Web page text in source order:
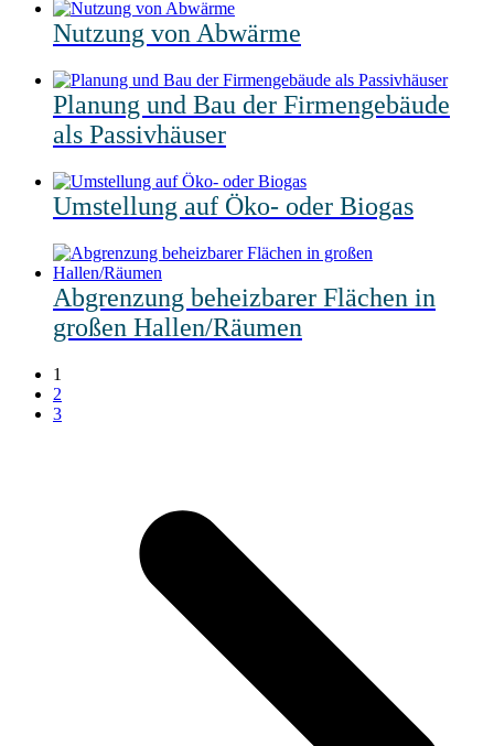
Nutzung von Abwärme
Planung und Bau der Firmengebäude
als Passivhäuser
Umstellung auf Öko- oder Biogas
Abgrenzung beheizbarer Flächen in
großen Hallen/Räumen
1
2
3